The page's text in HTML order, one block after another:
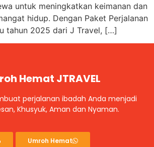
untuk meningkatkan keimanan dan
hidup. Dengan Paket Perjalanan
tahun 2025 dari J Travel, […]
Hemat JTRAVEL
perjalanan ibadah Anda menjadi
Khusyuk, Aman dan Nyaman.
Umroh Hemat